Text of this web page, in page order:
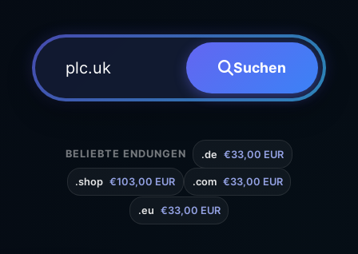
Suchen
BELIEBTE ENDUNGEN .de €33,00 EUR
.shop €103,00 EUR .com €33,00 EUR
.eu €33,00 EUR